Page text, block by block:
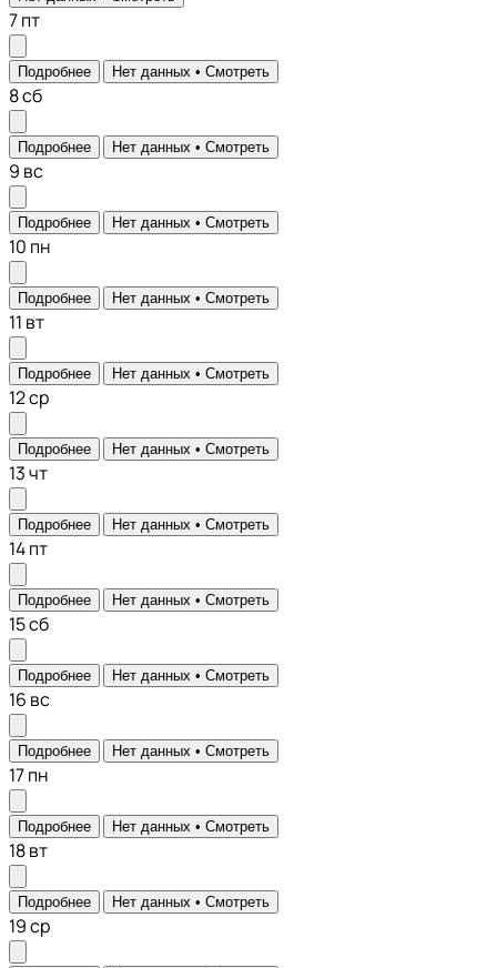
7пт
Подробнее Нет данных • Смотреть
8сб
Подробнее Нет данных • Смотреть
9 вс
Подробнее Нет данных • Смотреть
10 пн
Подробнее Нет данных • Смотреть
11 вт
Подробнее Нет данных • Смотреть
12ср
Подробнее Нет данных • Смотреть
13чт
Подробнее Нет данных • Смотреть
14пт
Подробнее Нет данных • Смотреть
15сб
Подробнее Нет данных • Смотреть
16 вс
Подробнее Нет данных • Смотреть
17пн
Подробнее Нет данных • Смотреть
18вт
Подробнее Нет данных • Смотреть
19ср